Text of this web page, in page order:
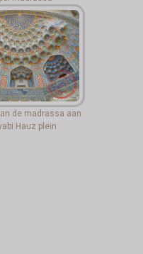
de madrassa aan
Hauz plein